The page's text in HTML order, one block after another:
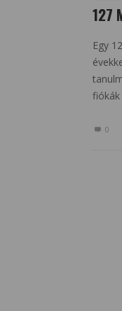
127
Egy
0